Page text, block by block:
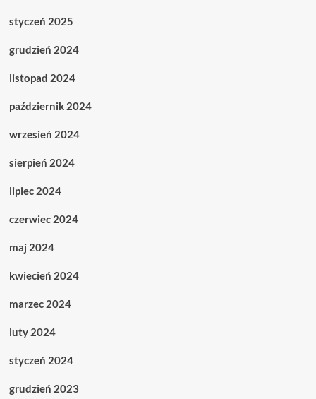
styczeń 2025
grudzień 2024
listopad 2024
październik 2024
wrzesień 2024
sierpień 2024
lipiec 2024
czerwiec 2024
maj 2024
kwiecień 2024
marzec 2024
luty 2024
styczeń 2024
grudzień 2023